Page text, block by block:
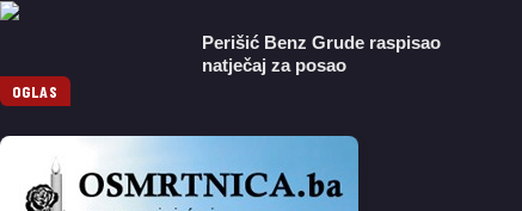
OGLAS
Perišić Benz Grude raspisao
natječaj za posao